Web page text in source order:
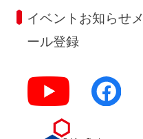
イベントお知らせメ
ール登録